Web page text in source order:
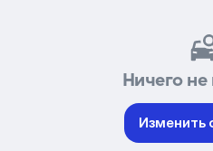
Ничего
Изменить